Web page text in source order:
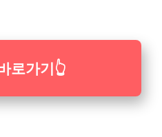
로가기👆